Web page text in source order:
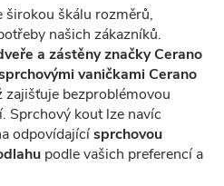
širokou škálu rozměrů,
našich zákazníků.
a zástěny značky Cerano
vaničkami Cerano
bezproblémovou
Sprchový kout lze navíc
odpovídajícísprchovou
podle vašich preferencí a